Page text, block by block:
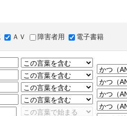
ＡＶ 障害者用 電子書籍